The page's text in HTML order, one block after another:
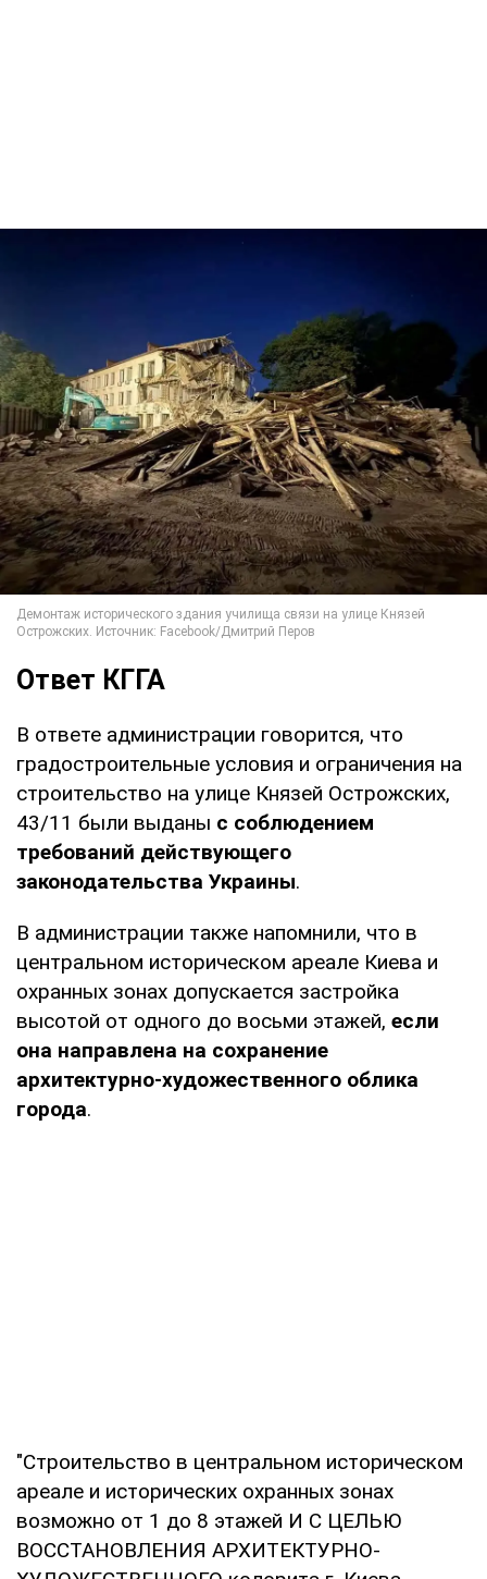
Ответ КГГА
В ответе администрации говорится, что
градостроительные условия и ограничения на
строительство на улице Князей Острожских,
43/11 были выданы с соблюдением
требований действующего
законодательства Украины.
В администрации также напомнили, что в
центральном историческом ареале Киева и
охранных зонах допускается застройка
высотой от одного до восьми этажей, если
она направлена на сохранение
архитектурно-художественного облика
города.
"Строительство в центральном историческом
ареале и исторических охранных зонах
возможно от 1 до 8 этажей И С ЦЕЛЬЮ
ВОССТАНОВЛЕНИЯ АРХИТЕКТУРНО-